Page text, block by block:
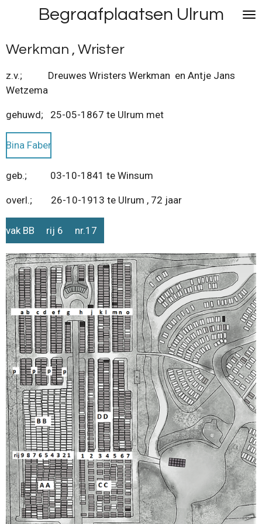
naar
de
hoofdinhoud
Begraafplaatsen Ulrum
Werkman , Wrister
z.v.; Dreuwes Wristers Werkman en Antje Jans
Wetzema
gehuwd; 25-05-1867 te Ulrum met
Bina Faber
geb.; 03-10-1841 te Winsum
overl.; 26-10-1913 te Ulrum , 72 jaar
vak BB rij 6 nr.17